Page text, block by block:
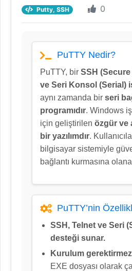
Putty, SSH 0
PuTTY Nedir?
PuTTY, bir SSH
ve Seri Konsol (Serial)
aynı zamanda bir seri
programıdır. Windows
için geliştirilen özgür ve
bir yazılımdır.
bilgisayar sistemiyle
bağlantı kurmasına
PuTTY’nin
SSH, Telnet ve Seri
desteği sunar.
Kurulum gerektirmez
EXE dosyası olarak